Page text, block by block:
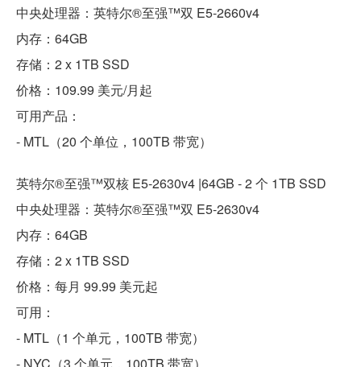
中央处理器：英特尔®至强™双 E5-2660v4
内存：64GB
存储：2 x 1TB SSD
价格：109.99 美元/月起
可用产品：
- MTL（20 个单位，100TB 带宽）
英特尔®至强™双核 E5-2630v4 |64GB - 2 个 1TB SSD
中央处理器：英特尔®至强™双 E5-2630v4
内存：64GB
存储：2 x 1TB SSD
价格：每月 99.99 美元起
可用：
- MTL（1 个单元，100TB 带宽）